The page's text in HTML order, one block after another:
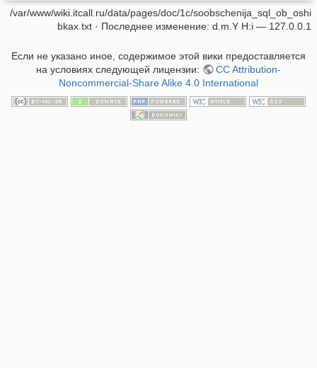
/var/www/wiki.itcall.ru/data/pages/doc/1c/soobschenija_sql_ob_oshi
bkax.txt · Последнее изменение: d.m.Y H:i — 127.0.0.1
Если не указано иное, содержимое этой вики предоставляется
на условиях следующей лицензии:
CC Attribution-
Noncommercial-Share Alike 4.0 International